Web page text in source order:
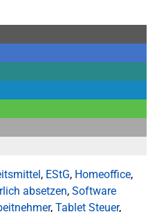
, EStG, Homeoffice,
absetzen, Software
, Tablet Steuer,